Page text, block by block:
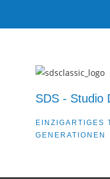
SDS - Studio
EINZIGARTIGES
GENERATIONEN